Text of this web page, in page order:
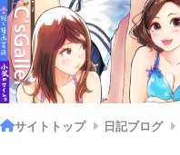
サイトトップ 日記ブログ